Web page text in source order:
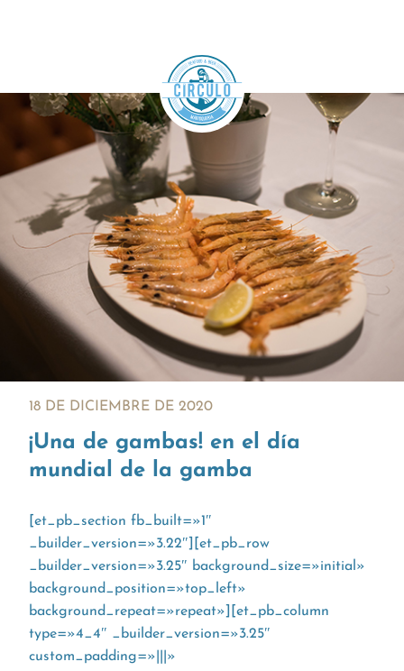
18 DE DICIEMBRE DE 2020
¡Una de gambas! en el día
mundial de la gamba
[et_pb_section fb_built=»1″
_builder_version=»3.22″][et_pb_row
_builder_version=»3.25″ background_size=»initial»
background_position=»top_left»
background_repeat=»repeat»][et_pb_column
type=»4_4″ _builder_version=»3.25″
custom_padding=»|||»